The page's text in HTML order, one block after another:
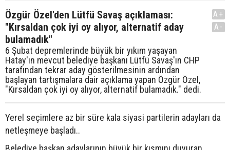
Özgür Özel'den Lütfü Savaş açıklaması:
"Kırsaldan çok iyi oy alıyor, alternatif aday
bulamadık"
6 Şubat depremlerinde büyük bir yıkım yaşayan
Hatay'ın mevcut belediye başkanı Lütfü Savaş'ın CHP
tarafından tekrar aday gösterilmesinin ardından
başlayan tartışmalara dair açıklama yapan Özgür Özel,
"Kırsaldan çok iyi oy alıyor, alternatif bulamadık." dedi.
A+
A-
Yerel seçimlere az bir süre kala siyasi partilerin adayları da
netleşmeye başladı..